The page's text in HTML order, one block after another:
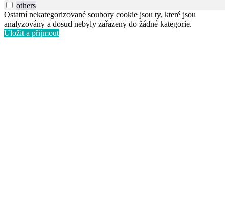
others
Ostatní nekategorizované soubory cookie jsou ty, které jsou
analyzovány a dosud nebyly zařazeny do žádné kategorie.
Uložit a přijmout